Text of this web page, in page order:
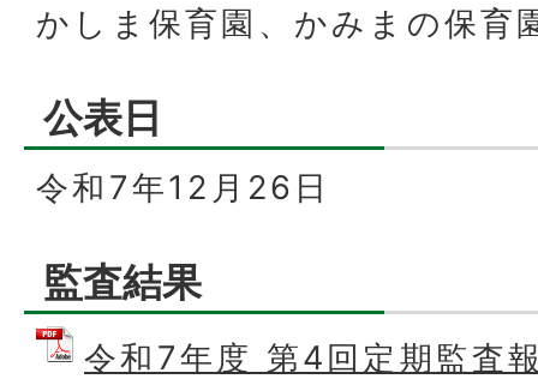
かしま保育園、かみまの保育
公表日
令和7年12月26日
監査結果
令和7年度 第4回定期監査